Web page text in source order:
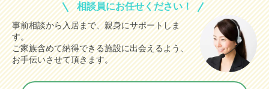
相談員にお任せください！
事前相談から入居まで、親身にサポートしま
す。
ご家族含めて納得できる施設に出会えるよう、
お手伝いさせて頂きます。